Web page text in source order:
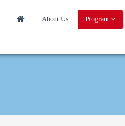
About Us Program